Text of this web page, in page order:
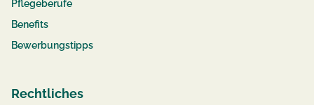
Pflegeberufe
Benefits
Bewerbungstipps
Rechtliches